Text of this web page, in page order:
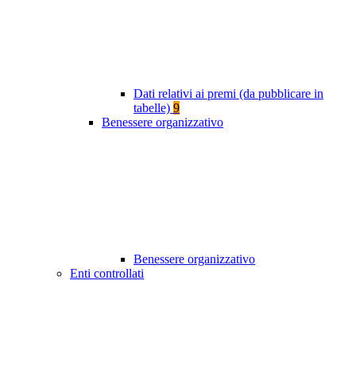
Dati relativi ai premi (da pubblicare in
tabelle) 9
Benessere organizzativo
Benessere organizzativo
Enti controllati